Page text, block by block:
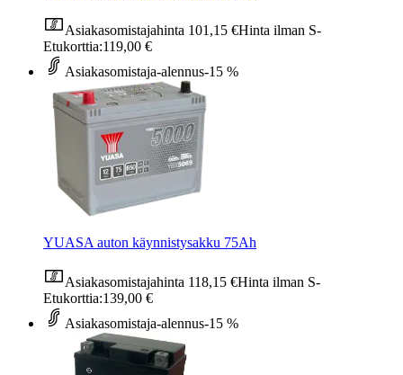
Asiakasomistajahinta 101,15 €Hinta ilman S-
Etukorttia:119,00 €
Asiakasomistaja-alennus-15 %
YUASA auton käynnistysakku 75Ah
Asiakasomistajahinta 118,15 €Hinta ilman S-
Etukorttia:139,00 €
Asiakasomistaja-alennus-15 %